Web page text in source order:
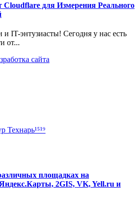
для Измерения Реального
и IT-энтузиасты! Сегодня у нас есть
от...
сайта
Технарь¹⁵¹⁹
площадках на
2GIS, VK, Yell.ru и